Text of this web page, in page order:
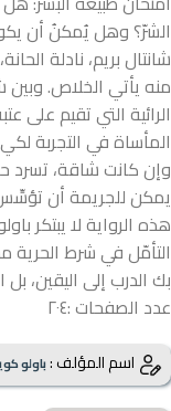
الشرّ؟ وهل يُمكنُ أن
شانتال بريم، نادلة
منه يأتي الخلاص. وبين
الرائية التي تقيم على
المأساة في التجربة
وإن كانت شاقة، تسرد
يمكن للجريمة أن
هذه الرواية لا يبتكر
التأمّل في شرط
بك الدرب إلى اليقين،
عدد الصفحات :٢٠٤
اسم المؤلف :باولو